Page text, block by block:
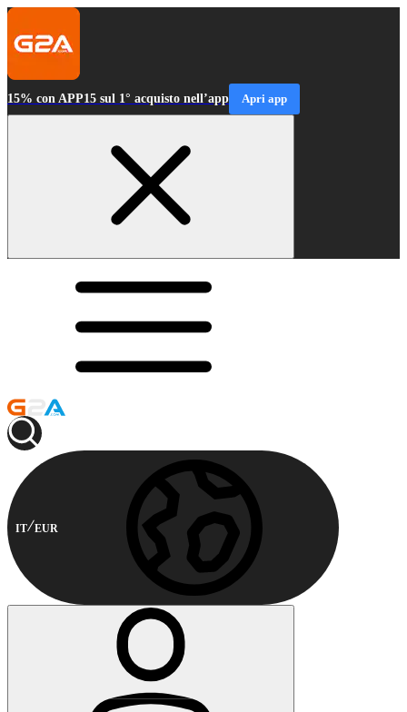
15% con APP15 sul 1° acquisto nell’app Apri app
IT EUR